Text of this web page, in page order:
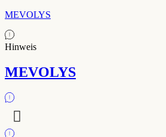
MEVOLYS
Hinweis
MEVOLYS